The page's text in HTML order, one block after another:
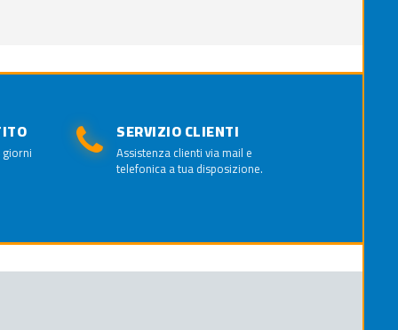
SERVIZIO CLIENTI
Assistenza clienti via mail e
telefonica a tua disposizione.